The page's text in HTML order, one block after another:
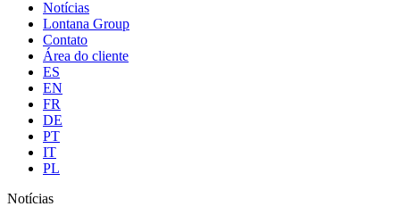
Notícias
Lontana Group
Contato
Área do cliente
ES
EN
FR
DE
PT
IT
PL
Notícias